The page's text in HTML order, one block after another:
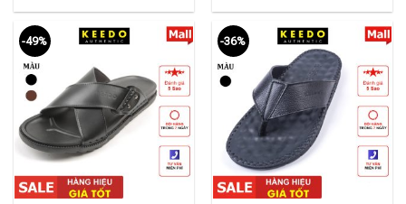
-49% -36%